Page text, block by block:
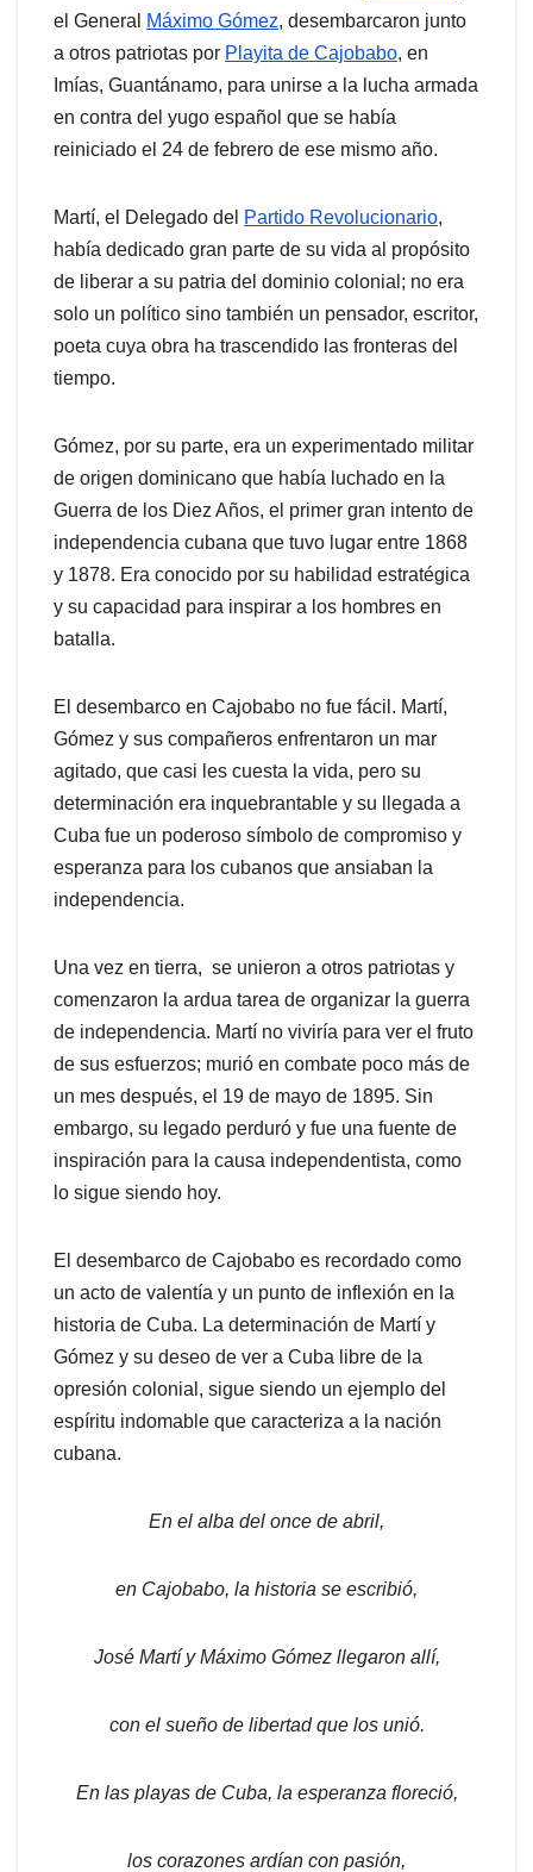
el General
Máximo Gómez, desembarcaron junto
a otros patriotas por Playita de Cajobabo, en
Imías, Guantánamo, para unirse a la lucha armada
en contra del yugo español que se había
reiniciado el 24 de febrero de ese mismo año.
Martí, el Delegado del Partido Revolucionario,
había dedicado gran parte de su vida al propósito
de liberar a su patria del dominio colonial; no era
solo un político sino también un pensador, escritor,
poeta cuya obra ha trascendido las fronteras del
tiempo.
Gómez, por su parte, era un experimentado militar
de origen dominicano que había luchado en la
Guerra de los Diez Años, el primer gran intento de
independencia cubana que tuvo lugar entre 1868
y 1878. Era conocido por su habilidad estratégica
y su capacidad para inspirar a los hombres en
batalla.
El desembarco en Cajobabo no fue fácil. Martí,
Gómez y sus compañeros enfrentaron un mar
agitado, que casi les cuesta la vida, pero su
determinación era inquebrantable y su llegada a
Cuba fue un poderoso símbolo de compromiso y
esperanza para los cubanos que ansiaban la
independencia.
Una vez en tierra, se unieron a otros patriotas y
comenzaron la ardua tarea de organizar la guerra
de independencia. Martí no viviría para ver el fruto
de sus esfuerzos; murió en combate poco más de
un mes después, el 19 de mayo de 1895. Sin
embargo, su legado perduró y fue una fuente de
inspiración para la causa independentista, como
lo sigue siendo hoy.
El desembarco de Cajobabo es recordado como
un acto de valentía y un punto de inflexión en la
historia de Cuba. La determinación de Martí y
Gómez y su deseo de ver a Cuba libre de la
opresión colonial, sigue siendo un ejemplo del
espíritu indomable que caracteriza a la nación
cubana.
En el alba del once de abril,
en Cajobabo, la historia se escribió,
José Martí y Máximo Gómez llegaron allí,
con el sueño de libertad que los unió.
En las playas de Cuba, la esperanza floreció,
los corazones ardían con pasión,